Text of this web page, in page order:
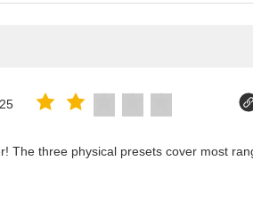
The three physical presets cover most